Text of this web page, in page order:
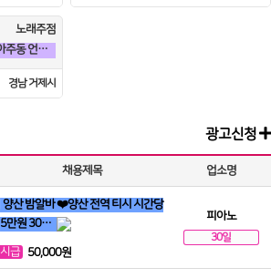
노래주점
(거제밤알바) ⭕거제 옥포동 아주동 언니들 구합니다^^⭕
경남 거제시
광고신청
채용제목 업소명
양산 밤알바 ❤️양산 전역 티시 시간당
5만원 30…
시급 50,000원
피아노
30일